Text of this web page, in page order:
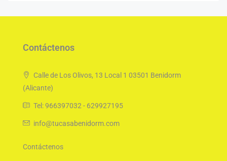
Contáctenos
Calle de Los Olivos, 13 Local 1 03501 Benidorm
(Alicante)
Tel: 966397032 - 629927195
info@tucasabenidorm.com
Contáctenos